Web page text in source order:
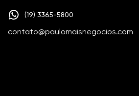
(19) 3365-5800
contato@paulomaisnegocios.com